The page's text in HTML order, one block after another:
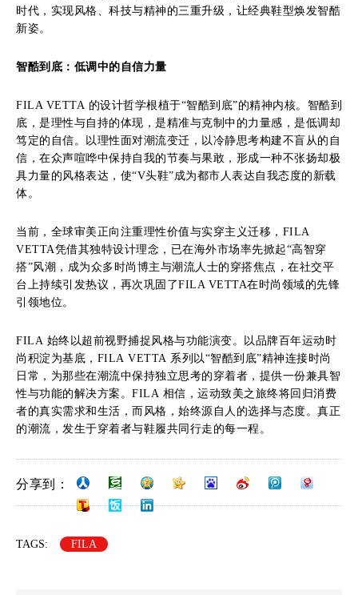
时代，实现风格、科技与精神的三重升级，让经典鞋型焕发智酷
新姿。
智酷到底： 低调中的自信力量
FILA VETTA 的设计哲学根植于“智酷到底”的精神内核。智酷到
底，是理性与自持的体现，是精准与克制中的力量感，是低调却
笃定的自信。以理性面对潮流变迁，以冷静思考构建不盲从的自
信，在众声喧哗中保持自我的节奏与果敢，形成一种不张扬却极
具力量的风格表达，使“V头鞋”成为都市人表达自我态度的新载
体。
当前，全球审美正向注重理性价值与实穿主义迁移，FILA
VETTA凭借其独特设计理念，已在海外市场率先掀起“高智穿
搭”风潮，成为众多时尚博主与潮流人士的穿搭焦点，在社交平
台上持续引发热议，再次巩固了FILA VETTA在时尚领域的先锋
引领地位。
FILA 始终以超前视野捕捉风格与功能演变。以品牌百年运动时
尚积淀为基底，FILA VETTA 系列以“智酷到底”精神连接时尚
日常，为那些在潮流中保持独立思考的穿着者，提供一份兼具智
性与功能的解决方案。FILA 相信，运动致美之旅终将回归消费
者的真实需求和生活，而风格，始终源自人的选择与态度。真正
的潮流，发生于穿着者与鞋履共同行走的每一程。
分享到：
TAGS: FILA